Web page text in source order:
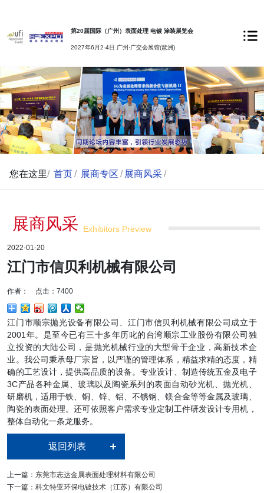
第20届国际（广州）表面处理 电镀 涂装展览会
2027年6月2-4日 广州·广交会展馆(琶洲)
您在这里/ 首页 / 展商专区 / 展商风采 /
展商风采 Exhibitors Preview
2022-01-20
江门市信贝利机械有限公司
作者： 点击：7400
江门市顺宗抛光设备有限公司、江门市信贝利机械有限公司成立于
2001年。是至今已有三十多年历叱的台湾顺宗工业股份有限公司独
立投资的大陆公司，是抛光机械行业的大型骨干企业，高新技术企
业。我公司秉承母厂宗旨，以严谨的管理体系，精益求精的态度，精
确的工艺设计，提供高品质的设备。专业设计、制造传统五金及电子
3C产品各种金属、玻璃以及陶瓷系列的表面自动砂光机、抛光机、
研磨机，适用于铁、铜、锌、铝、不锈钢、镁合金等等金属及玻璃、
陶瓷的表面处理。还可依照客户需求专业定制工件研发设计专用机，
整体自动化一条龙服务。
返回列表
上一篇： 东莞市志达金属表面处理材料有限公司
下一篇：科文特亚环保电镀技术（江苏）有限公司